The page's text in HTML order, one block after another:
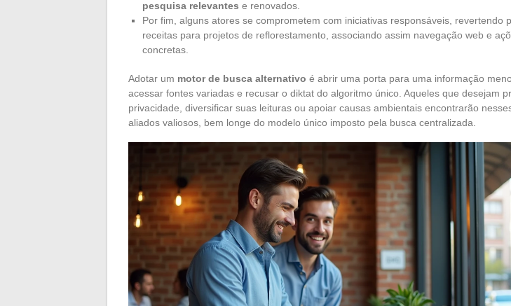
pesquisa relevantes e renovados.
Por fim, alguns atores se comprometem com iniciativas responsáveis, revertendo
receitas para projetos de reflorestamento, associando assim navegação web e
concretas.
Adotar um motor de busca alternativo é abrir uma porta para uma informação
acessar fontes variadas e recusar o diktat do algoritmo único. Aqueles que desejam
privacidade, diversificar suas leituras ou apoiar causas ambientais encontrarão
aliados valiosos, bem longe do modelo único imposto pela busca centralizada.